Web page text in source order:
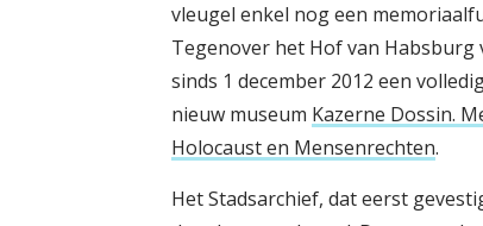
vleugel enkel nog een
Tegenover het Hof van Habsburg
sinds 1 december 2012 een
nieuw museum Kazerne Dossin.
Holocaust en Mensenrechten.
Het Stadsarchief, dat eerst